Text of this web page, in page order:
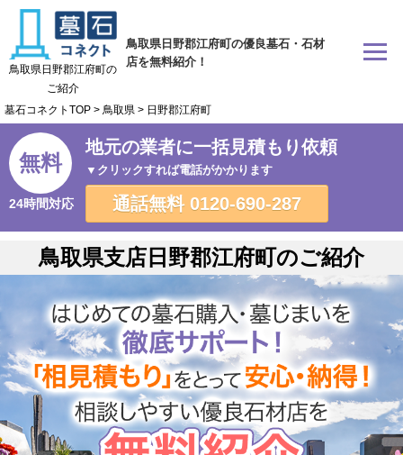
鳥取県日野郡江府町の優良墓石・石材
店を無料紹介！
鳥取県日野郡江府町の
ご紹介
墓石コネクトTOP > 鳥取県 > 日野郡江府町
無料
24時間対応
地元の業者に一括見積もり依頼
▼クリックすれば電話がかかります
通話無料 0120-690-287
鳥取県支店日野郡江府町のご紹介